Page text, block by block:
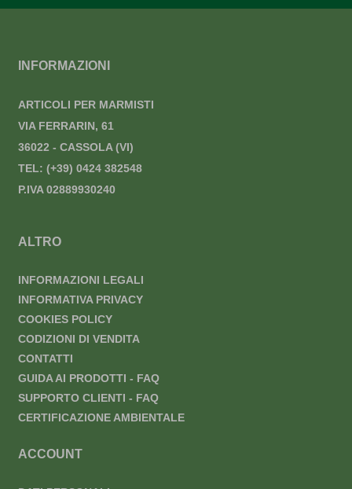
INFORMAZIONI
ARTICOLI PER MARMISTI
VIA FERRARIN, 61
36022 - CASSOLA (VI)
TEL: (+39) 0424 382548
P.IVA 02889930240
ALTRO
INFORMAZIONI LEGALI
INFORMATIVA PRIVACY
COOKIES POLICY
CODIZIONI DI VENDITA
CONTATTI
GUIDA AI PRODOTTI - FAQ
SUPPORTO CLIENTI - FAQ
CERTIFICAZIONE AMBIENTALE
ACCOUNT